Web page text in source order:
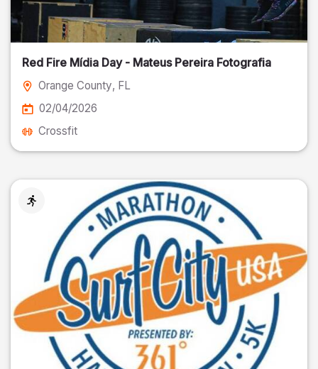
Red Fire Mídia Day - Mateus Pereira Fotografia
Orange County, FL
02/04/2026
Crossfit